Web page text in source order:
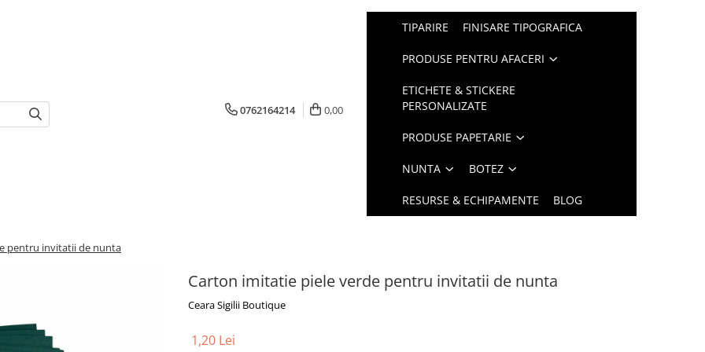
0762164214 0,00
TIPARIRE FINISARE TIPOGRAFICA
PRODUSE PENTRU AFACERI
ETICHETE & STICKERE
PERSONALIZATE
PRODUSE PAPETARIE
NUNTA BOTEZ
RESURSE & ECHIPAMENTE BLOG
pentru invitatii de nunta
Carton imitatie piele verde pentru invitatii de nunta
Ceara Sigilii Boutique
1,20 Lei